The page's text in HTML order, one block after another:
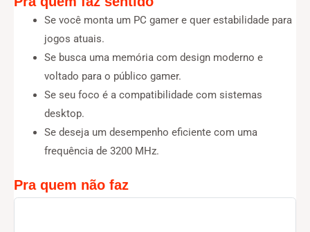
Se você monta um PC gamer e quer estabilidade para
jogos atuais.
Se busca uma memória com design moderno e
voltado para o público gamer.
Se seu foco é a compatibilidade com sistemas
desktop.
Se deseja um desempenho eficiente com uma
frequência de 3200 MHz.
Pra quem não faz